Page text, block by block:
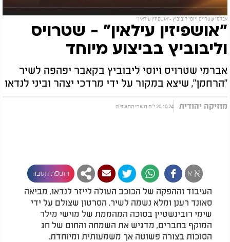
אברמי שטרויס ויוסי ליבוביץ -"אושפיזין עילאין"
"אושפיזין עילאין" - שטרויס
וליבוביץ בביצוע מיוחד
אברמי שטרויס ויוסי ליבוביץ בקאבר יפהפה לשיר
"הרחמן", שיצא במקור על ידי מרדכי יצהר וביני לנדאו
מוזיקה יהודית 20.10.24 י"ח תשרי התשפ"ה
א א הוספת תגובה
העיבוד וההפקה של הכוכב העולה לייזר לנדאו, מביאה
סאונד רענן ומלא נשמה לשיר. הסרטון שצולם על ידי
שימי רובינשטיין בסוכה המהממת של מוישי מילר
המוקף בחברים, מדגיש את השמחה והחום של חג
הסוכות בצורה פשוטה אך משמעותית ומיוחדת.